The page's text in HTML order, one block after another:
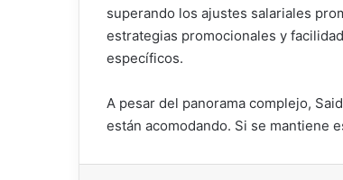
superando los ajustes salariales
estrategias promocionales y
específicos.
A pesar del panorama complejo,
están acomodando. Si se mantiene